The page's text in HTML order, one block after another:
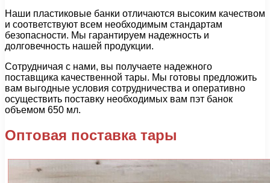
Наши пластиковые банки отличаются высоким качеством
и соответствуют всем необходимым стандартам
безопасности. Мы гарантируем надежность и
долговечность нашей продукции.
Сотрудничая с нами, вы получаете надежного
поставщика качественной тары. Мы готовы предложить
вам выгодные условия сотрудничества и оперативно
осуществить поставку необходимых вам пэт банок
объемом 650 мл.
Оптовая поставка тары